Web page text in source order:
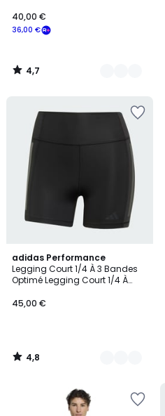
36,00 €
40,00 €
4,7
/
adidas Performance
Legging Court 1/4 À 3 Bandes
Optimé Legging Court 1/4 À
45,00 €
4,8
/ 5
2
Couleurs
4,8
/